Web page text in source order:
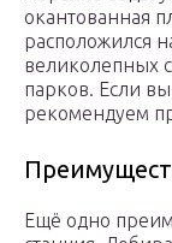
окантованная
расположился
великолепных
парков. Если
рекомендуем
Ещё одно